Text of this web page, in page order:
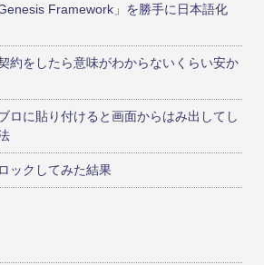
Framework」を勝手に日本語化
約をしたら意味がわからないくらい安か
ロに貼り付けると画面からはみ出してし
ックしてみた結果